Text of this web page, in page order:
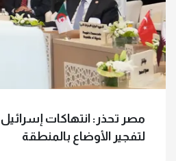
مصر تحذر: انتهاكات
لتفجير الأوضاع بالمنطقة